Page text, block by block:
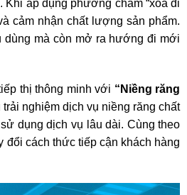
áp dụng phương châm “xóa đi
cảm nhận chất lượng sản phẩm.
mà còn mở ra hướng đi mới
thị thông minh với “Niềng răng
nghiệm dịch vụ niềng răng chất
dụng dịch vụ lâu dài. Cùng theo
cách thức tiếp cận khách hàng